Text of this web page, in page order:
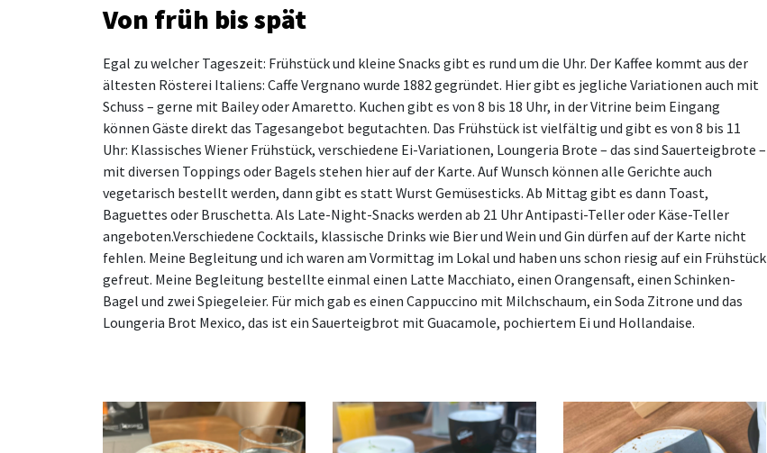
Von früh bis spät
Egal zu welcher Tageszeit: Frühstück und kleine Snacks gibt es rund um die Uhr. Der Kaffee kommt aus der
ältesten Rösterei Italiens: Caffe Vergnano wurde 1882 gegründet. Hier gibt es jegliche Variationen auch mit
Schuss – gerne mit Bailey oder Amaretto. Kuchen gibt es von 8 bis 18 Uhr, in der Vitrine beim Eingang
können Gäste direkt das Tagesangebot begutachten. Das Frühstück ist vielfältig und gibt es von 8 bis 11
Uhr: Klassisches Wiener Frühstück, verschiedene Ei-Variationen, Loungeria Brote – das sind Sauerteigbrote –
mit diversen Toppings oder Bagels stehen hier auf der Karte. Auf Wunsch können alle Gerichte auch
vegetarisch bestellt werden, dann gibt es statt Wurst Gemüsesticks. Ab Mittag gibt es dann Toast,
Baguettes oder Bruschetta. Als Late-Night-Snacks werden ab 21 Uhr Antipasti-Teller oder Käse-Teller
angeboten.Verschiedene Cocktails, klassische Drinks wie Bier und Wein und Gin dürfen auf der Karte nicht
fehlen. Meine Begleitung und ich waren am Vormittag im Lokal und haben uns schon riesig auf ein Frühstück
gefreut. Meine Begleitung bestellte einmal einen Latte Macchiato, einen Orangensaft, einen Schinken-
Bagel und zwei Spiegeleier. Für mich gab es einen Cappuccino mit Milchschaum, ein Soda Zitrone und das
Loungeria Brot Mexico, das ist ein Sauerteigbrot mit Guacamole, pochiertem Ei und Hollandaise.